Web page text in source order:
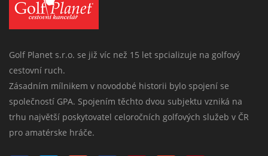
Golf Planet s.r.o. se již víc než 15 let spcializuje na golfový
cestovní ruch.
Zásadním mílnikem v novodobé historii bylo spojení se
společností GPA. Spojením těchto dvou subjektu vzniká na
trhu najvětší poskytovatel celoročních golfových služeb v ČR
pro amatérske hráče.